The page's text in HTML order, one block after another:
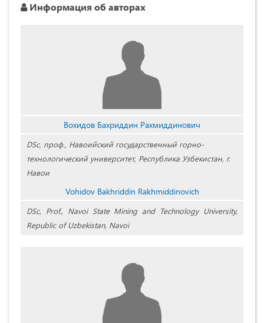
Информация об авторах
Вохидов Бахриддин Рахмиддинович
DSc, проф., Навоийский государственный горно-
технологический университет, Республика Узбекистан, г.
Навои
Vohidov Bakhriddin Rakhmiddinovich
DSc, Prof., Navoi State Mining and Technology University,
Republic of Uzbekistan, Navoi